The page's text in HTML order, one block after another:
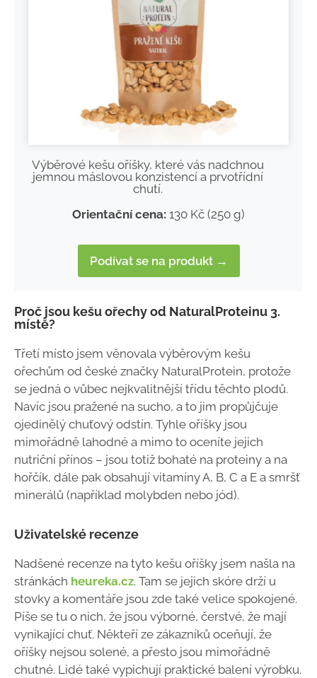
Výběrové kešu oříšky, které vás nadchnou
jemnou máslovou konzistencí a prvotřídní
chutí.
Orientační cena: 130 Kč (250 g)
Podívat se na produkt →
Proč jsou kešu ořechy od NaturalProteinu 3.
místě?
Třetí místo jsem věnovala výběrovým kešu
ořechům od české značky NaturalProtein, protože
se jedná o vůbec nejkvalitnější třídu těchto plodů.
Navíc jsou pražené na sucho, a to jim propůjčuje
ojedinělý chuťový odstín. Tyhle oříšky jsou
mimořádně lahodné a mimo to oceníte jejich
nutriční přínos – jsou totiž bohaté na proteiny a na
hořčík, dále pak obsahují vitamíny A, B, C a E a smršť
minerálů (například molybden nebo jód).
Uživatelské recenze
Nadšené recenze na tyto kešu oříšky jsem našla na
stránkách heureka.cz. Tam se jejich skóre drží u
stovky a komentáře jsou zde také velice spokojené.
Píše se tu o nich, že jsou výborné, čerstvé, že mají
vynikající chuť. Někteří ze zákazníků oceňují, že
oříšky nejsou solené, a přesto jsou mimořádně
chutné. Lidé také vypichují praktické balení výrobku.